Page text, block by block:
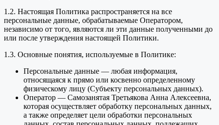
1.2. Настоящая Политика распространяется на все
персональные данные, обрабатываемые Оператором,
независимо от того, являются ли эти данные полученными до
или после утверждения настоящей Политики.
1.3. Основные понятия, используемые в Политике:
Персональные данные — любая информация,
относящаяся к прямо или косвенно определенному
физическому лицу (Субъекту персональных данных).
Оператор — Самозанятая Третьякова Анна Алексеевна,
которая осуществляет обработку персональных данных,
а также определяет цели обработки персональных